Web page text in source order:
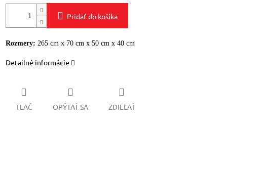
Pridať do košíka
Rozmery: 265 cm x 70 cm x 50 cm x 40 cm
Detailné informácie
TLAČ OPÝTAŤ SA ZDIEĽAŤ